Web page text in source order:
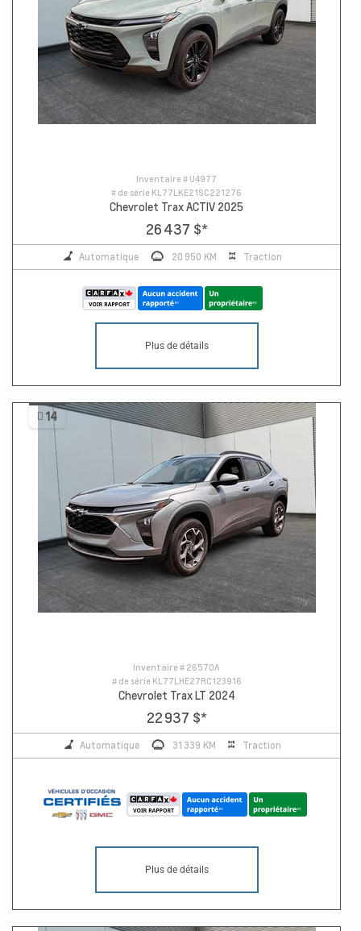
Inventaire # U4977
# de série KL77LKE21SC221276
Chevrolet Trax ACTIV 2025
26 437 $*
Automatique 20 950 KM Traction
Plus de détails
14
Inventaire # 26570A
# de série KL77LHE27RC123916
Chevrolet Trax LT 2024
22 937 $*
Automatique 31 339 KM Traction
Plus de détails